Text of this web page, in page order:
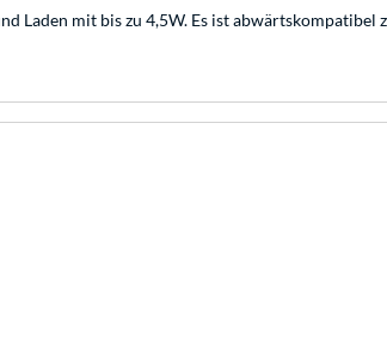
Laden mit bis zu 4,5W. Es ist abwärtskompatibel